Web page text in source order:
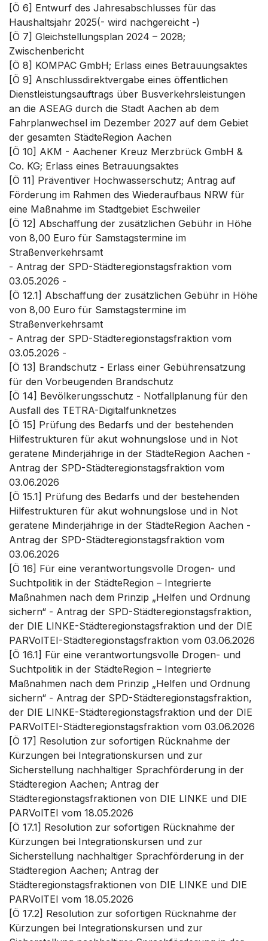
[Ö 6] Entwurf des Jahresabschlusses für das
Haushaltsjahr 2025(- wird nachgereicht -)
[Ö 7] Gleichstellungsplan 2024 – 2028;
Zwischenbericht
[Ö 8] KOMPAC GmbH; Erlass eines Betrauungsaktes
[Ö 9] Anschlussdirektvergabe eines öffentlichen
Dienstleistungsauftrags über Busverkehrsleistungen
an die ASEAG durch die Stadt Aachen ab dem
Fahrplanwechsel im Dezember 2027 auf dem Gebiet
der gesamten StädteRegion Aachen
[Ö 10] AKM - Aachener Kreuz Merzbrück GmbH &
Co. KG; Erlass eines Betrauungsaktes
[Ö 11] Präventiver Hochwasserschutz; Antrag auf
Förderung im Rahmen des Wiederaufbaus NRW für
eine Maßnahme im Stadtgebiet Eschweiler
[Ö 12] Abschaffung der zusätzlichen Gebühr in Höhe
von 8,00 Euro für Samstagstermine im
Straßenverkehrsamt
- Antrag der SPD-Städteregionstagsfraktion vom
03.05.2026 -
[Ö 12.1] Abschaffung der zusätzlichen Gebühr in Höhe
von 8,00 Euro für Samstagstermine im
Straßenverkehrsamt
- Antrag der SPD-Städteregionstagsfraktion vom
03.05.2026 -
[Ö 13] Brandschutz - Erlass einer Gebührensatzung
für den Vorbeugenden Brandschutz
[Ö 14] Bevölkerungsschutz - Notfallplanung für den
Ausfall des TETRA-Digitalfunknetzes
[Ö 15] Prüfung des Bedarfs und der bestehenden
Hilfestrukturen für akut wohnungslose und in Not
geratene Minderjährige in der StädteRegion Aachen -
Antrag der SPD-Städteregionstagsfraktion vom
03.06.2026
[Ö 15.1] Prüfung des Bedarfs und der bestehenden
Hilfestrukturen für akut wohnungslose und in Not
geratene Minderjährige in der StädteRegion Aachen -
Antrag der SPD-Städteregionstagsfraktion vom
03.06.2026
[Ö 16] Für eine verantwortungsvolle Drogen- und
Suchtpolitik in der StädteRegion – Integrierte
Maßnahmen nach dem Prinzip „Helfen und Ordnung
sichern“ - Antrag der SPD-Städteregionstagsfraktion,
der DIE LINKE-Städteregionstagsfraktion und der DIE
PARVolTEI-Städteregionstagsfraktion vom 03.06.2026
[Ö 16.1] Für eine verantwortungsvolle Drogen- und
Suchtpolitik in der StädteRegion – Integrierte
Maßnahmen nach dem Prinzip „Helfen und Ordnung
sichern“ - Antrag der SPD-Städteregionstagsfraktion,
der DIE LINKE-Städteregionstagsfraktion und der DIE
PARVolTEI-Städteregionstagsfraktion vom 03.06.2026
[Ö 17] Resolution zur sofortigen Rücknahme der
Kürzungen bei Integrationskursen und zur
Sicherstellung nachhaltiger Sprachförderung in der
Städteregion Aachen; Antrag der
Städteregionstagsfraktionen von DIE LINKE und DIE
PARVolTEI vom 18.05.2026
[Ö 17.1] Resolution zur sofortigen Rücknahme der
Kürzungen bei Integrationskursen und zur
Sicherstellung nachhaltiger Sprachförderung in der
Städteregion Aachen; Antrag der
Städteregionstagsfraktionen von DIE LINKE und DIE
PARVolTEI vom 18.05.2026
[Ö 17.2] Resolution zur sofortigen Rücknahme der
Kürzungen bei Integrationskursen und zur